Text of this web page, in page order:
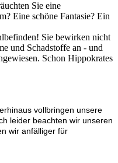
Sie eine
Eine schöne Fantasie? Ein
Sie bewirken nicht
und Schadstoffe an - und
Schon Hippokrates
vollbringen unsere
leider beachten wir unseren
wir anfälliger für